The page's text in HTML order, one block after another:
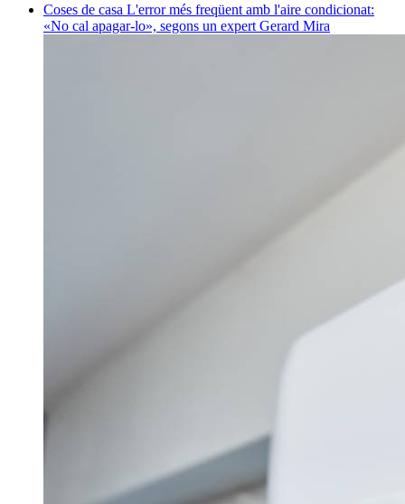
Coses de casa L'error més freqüent amb l'aire condicionat:
«No cal apagar-lo», segons un expert Gerard Mira